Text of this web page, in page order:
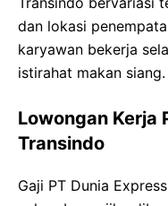
dan lokasi
karyawan bekerja
istirahat makan siang.
Lowongan Kerja
Transindo
Gaji PT Dunia